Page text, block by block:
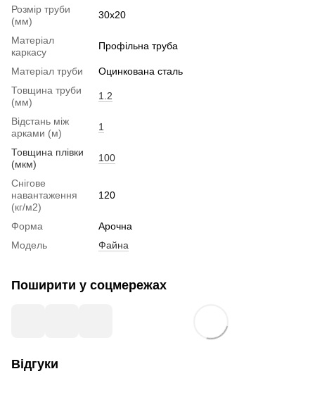
Розмір труби
(мм)
30x20
Матеріал
каркасу
Профільна труба
Матеріал труби
Оцинкована сталь
Товщина труби
(мм)
1.2
Відстань між
арками (м)
1
Товщина плівки
(мкм)
100
Снігове
навантаження
(кг/м2)
120
Форма
Арочна
Модель
Файна
Поширити у соцмережах
Відгуки